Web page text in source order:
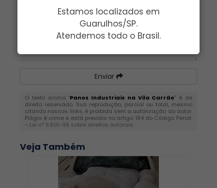
Estamos localizados em
Guarulhos/SP.
Atendemos todo o Brasil.
Enviar
O texto acima "Panos Industriais na Vila Carrão" é de
direito reservado. Sua reprodução, parcial ou total, mesmo
citando nossos links, é proibida sem a autorização do autor.
Plágio é crime e está previsto no artigo 184 do Código Penal.
– Lei n° 9.610-98 sobre direitos autorais.
Veja Também